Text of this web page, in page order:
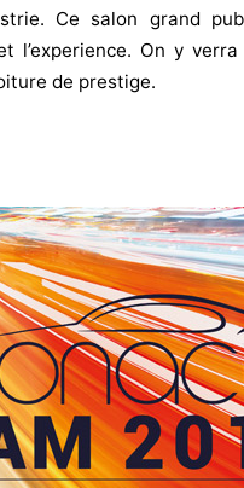
Ce salon grand
l’experience. On y
de prestige.